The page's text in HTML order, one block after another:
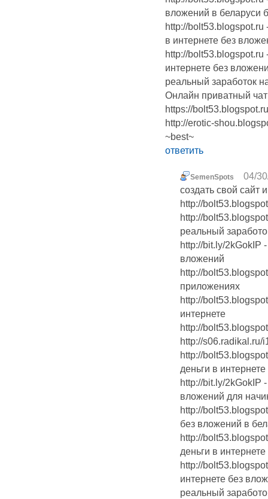
вложений в беларуси
http://bolt53.blogspot.ru
в интернете без
http://bolt53.blogspot.ru
интернете без
реальный заработок
Онлайн приватный
https://bolt53.blogspot.ru
http://erotic-
~best~
ответить
SemenSpots
04/
создать свой сайт
http://
http://
реальный
http://bit.ly/2kGokIP
вложений
http://
приложениях
http://
интернете
http://
http://s06.radikal.ru/
http://
деньги в
http://bit.ly/2kGokIP
вложений для
http://
без вложений в
http://
деньги в
http://
интернете без
реальный